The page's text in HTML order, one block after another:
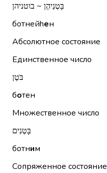
בָּטְנֵיהֶן ~ בוטניהן
ботнейhен
Абсолютное состояние
Единственное число
בֹּטֶן
ботен
Множественное число
בָּטְנִים
ботним
Сопряженное состояние